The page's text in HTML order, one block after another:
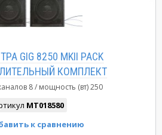
GIG 8250 MKII PACK
КОМПЛЕКТ
8 мощность (вт)250
MT018580